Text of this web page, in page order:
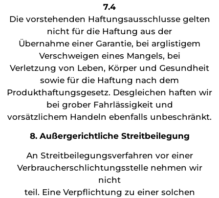
7.4
Die vorstehenden Haftungsausschlusse gelten
nicht für die Haftung aus der
Übernahme einer Garantie, bei arglistigem
Verschweigen eines Mangels, bei
Verletzung von Leben, Körper und Gesundheit
sowie für die Haftung nach dem
Produkthaftungsgesetz. Desgleichen haften wir
bei grober Fahrlässigkeit und
vorsätzlichem Handeln ebenfalls unbeschränkt.
8. Außergerichtliche Streitbeilegung
An Streitbeilegungsverfahren vor einer
Verbraucherschlichtungsstelle nehmen wir
nicht
teil. Eine Verpflichtung zu einer solchen